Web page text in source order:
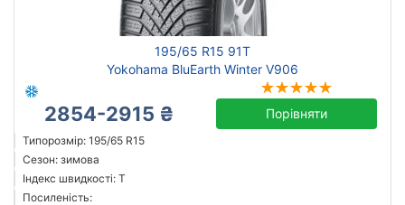
195/65 R15 91T
Yokohama BluEarth Winter V906
2854-2915 ₴ Порівняти
Типорозмір: 195/65 R15
Сезон: зимова
Індекс швидкості: T
Посиленість: